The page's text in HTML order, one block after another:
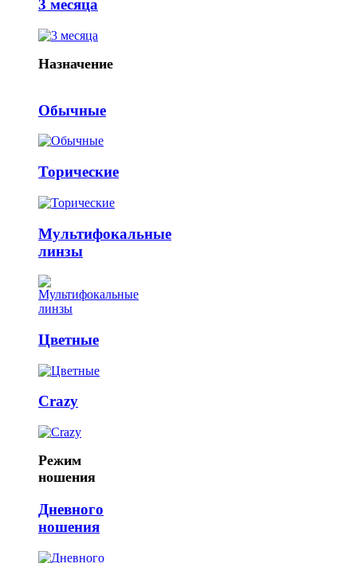
3 месяца
Назначение
Обычные
Торические
Мультифокальные
линзы
Цветные
Crazy
Режим
ношения
Дневного
ношения